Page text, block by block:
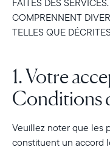
FAITES DES
COMPRENNENT
TELLES QUE
1. Votre
Conditions
Veuillez noter que les
constituent un accord